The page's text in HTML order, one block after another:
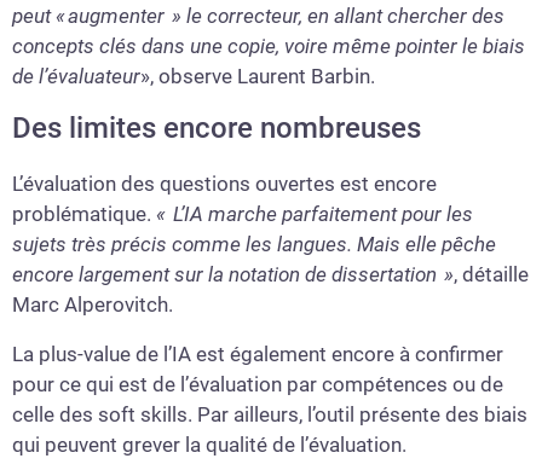
peut « augmenter » le correcteur, en allant chercher des
concepts clés dans une copie, voire même pointer le biais
de l’évaluateur», observe Laurent Barbin.
Des limites encore nombreuses
L’évaluation des questions ouvertes est encore
problématique. « L’IA marche parfaitement pour les
sujets très précis comme les langues. Mais elle pêche
encore largement sur la notation de dissertation », détaille
Marc Alperovitch.
La plus-value de l’IA est également encore à confirmer
pour ce qui est de l’évaluation par compétences ou de
celle des soft skills. Par ailleurs, l’outil présente des biais
qui peuvent grever la qualité de l’évaluation.